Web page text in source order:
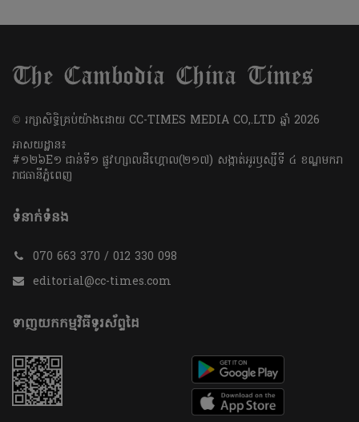
​© រក្សា​សិទ្ធិ​គ្រប់​យ៉ាង​ដោយ​ CC-TIMES MEDIA CO,.LTD ឆ្នាំ​ 2026
អាសយដ្ឋាន៖
#១២៦E១ ជាន់ទី១ ផ្លូវហ្សាលដឺហ្គោល(២១៧) សង្កាត់អូរឫស្សីទី ៤ ខណ្ឌមករា
រាជធានីភ្នំពេញ
ទំនាក់ទំនង
070 663 370 / 012 330 098
editorial@cc-times.com
ទាញយកកម្មវិធីទូរស័ព្ទដៃ